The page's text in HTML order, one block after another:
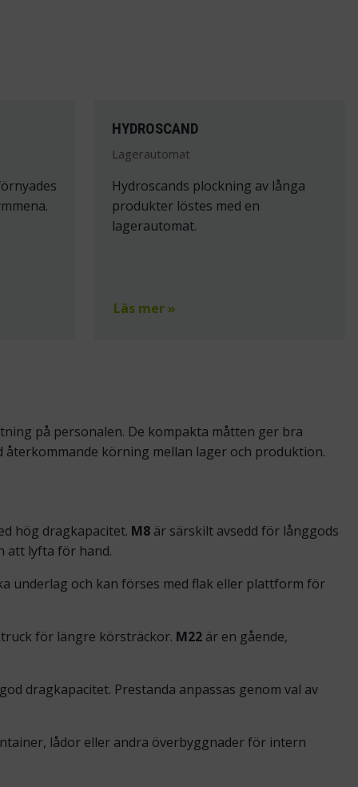
HYDROSCAND
Lagerautomat
Hydroscands plockning av långa
produkter löstes med en
lagerautomat.
Läs mer »
på personalen. De kompakta måtten ger bra
körning mellan lager och produktion.
hög dragkapacitet. M8 är särskilt avsedd för långgods
att lyfta för hand.
underlag och kan förses med flak eller plattform för
för längre körsträckor. M22 är en gående,
dragkapacitet. Prestanda anpassas genom val av
lådor eller andra överbyggnader för intern